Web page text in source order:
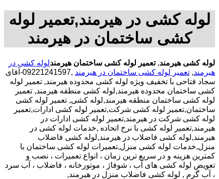
لوله کشی در هیرمند,تعمیر لوله
کشی ساختمان در هیرمند
لوله کشی هیرمند,تعمیر لوله کشی ساختمان هیرمندلوله کشی در
هیرمند, تعمیر لوله کشی ساختمان در هیرمند
,09221241597-آقای
سجاد فتاحی با تخفیف ویژه لوله کشی محدوده هیرمند, تعمیر لوله
کشی ساختمان محدوده هیرمند,لوله کشی منطقه هیرمند, تعمیر
لوله کشی ساختمان منطقه هیرمند,لوله کشی, تعمیر لوله کشی
ساختمان,تعمیر لوله کشی شرکت,تعمیر لوله کشی ادارات,تعمیر
لوله کشی شرکت در هیرمند,تعمیر لوله کشی ادارات در
هیرمند,تعمیر لوله کشی با نرخ اتحاده ,خدمات لوله کشی در
هیرمند,لوله کشی فاضلاب در هیرمند,لوله کشی فاضلاب
منزل,خدمات لوله کشی منزل,تعمیرات لوله کشی ساختمان با
کمترین هزینه و در سریع ترین زمان ، انواع تعمیرات ، نصب و
تعویض لوله کشی های آب ، شوفاژ ، موتورخانه ، فاضلاب ، آب سرد
، آب گرم , لوله کشی فاضلاب منزل در هیرمند,